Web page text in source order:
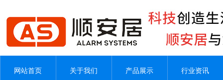
网站首页 关于我们 产品展示 行业资讯